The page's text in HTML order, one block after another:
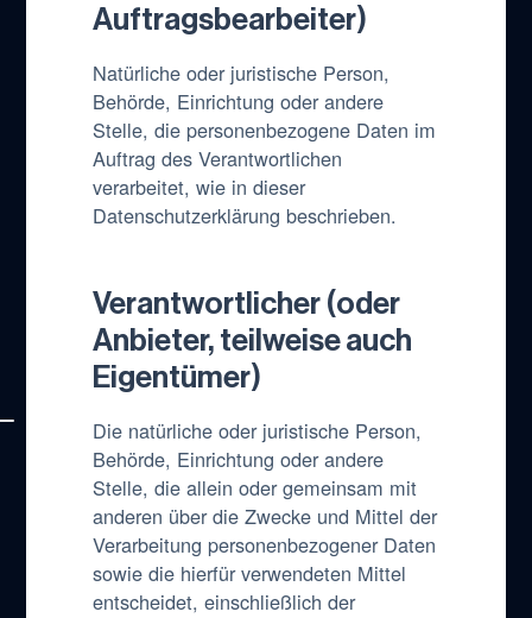
Auftragsbearbeiter)
Natürliche oder juristische Person,
Behörde, Einrichtung oder andere
Stelle, die personenbezogene Daten im
Auftrag des Verantwortlichen
verarbeitet, wie in dieser
Datenschutzerklärung beschrieben.
Verantwortlicher (oder
Anbieter, teilweise auch
Eigentümer)
Die natürliche oder juristische Person,
Behörde, Einrichtung oder andere
Stelle, die allein oder gemeinsam mit
anderen über die Zwecke und Mittel der
Verarbeitung personenbezogener Daten
sowie die hierfür verwendeten Mittel
entscheidet, einschließlich der